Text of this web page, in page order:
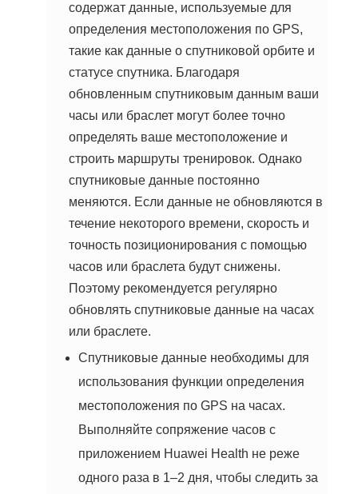
содержат данные, используемые для
определения местоположения по GPS,
такие как данные о спутниковой орбите и
статусе спутника. Благодаря
обновленным спутниковым данным ваши
часы или браслет могут более точно
определять ваше местоположение и
строить маршруты тренировок. Однако
спутниковые данные постоянно
меняются. Если данные не обновляются в
течение некоторого времени, скорость и
точность позиционирования с помощью
часов или браслета будут снижены.
Поэтому рекомендуется регулярно
обновлять спутниковые данные на часах
или браслете.
Спутниковые данные необходимы для
использования функции определения
местоположения по GPS на часах.
Выполняйте сопряжение часов с
приложением Huawei Health не реже
одного раза в 1–2 дня, чтобы следить за